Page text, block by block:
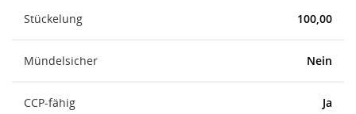
Stückelung 100,00
Mündelsicher Nein
CCP-fähig Ja